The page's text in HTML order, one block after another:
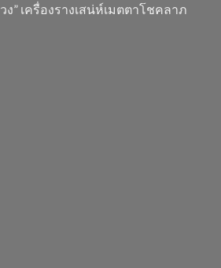
ง” เครื่องรางเสน่ห์เมตตาโชคลาภ